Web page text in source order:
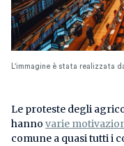
L'immagine è stata realizzata
Le proteste degli
hanno varie
comune a quasi tutti i